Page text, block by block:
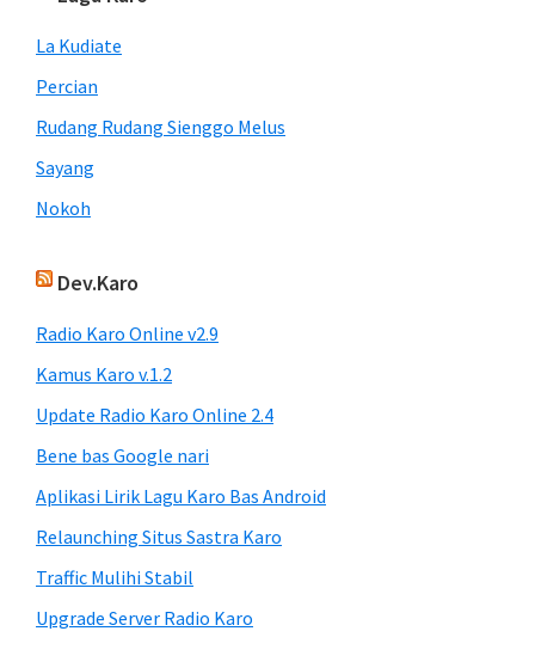
La Kudiate
Percian
Rudang Rudang Sienggo Melus
Sayang
Nokoh
Dev.Karo
Radio Karo Online v2.9
Kamus Karo v.1.2
Update Radio Karo Online 2.4
Bene bas Google nari
Aplikasi Lirik Lagu Karo Bas Android
Relaunching Situs Sastra Karo
Traffic Mulihi Stabil
Upgrade Server Radio Karo